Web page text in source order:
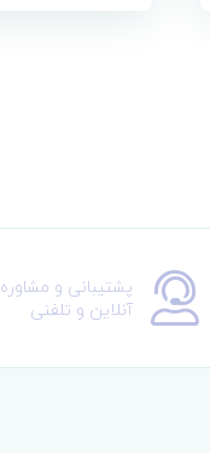
پشتیبانی و مشاوره
آنلاین و تلفنی